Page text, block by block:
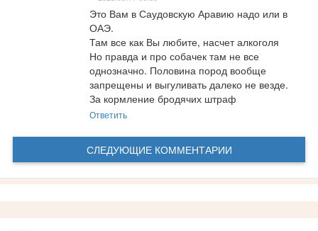
Это Вам в Саудовскую Аравию надо или в
ОАЭ.
Там все как Вы любите, насчет алкоголя
Но правда и про собачек там не все
однозначно. Половина пород вообще
запрещены и выгуливать далеко не везде.
За кормление бродячих штраф
Ответить
СЛЕДУЮЩИЕ КОММЕНТАРИИ